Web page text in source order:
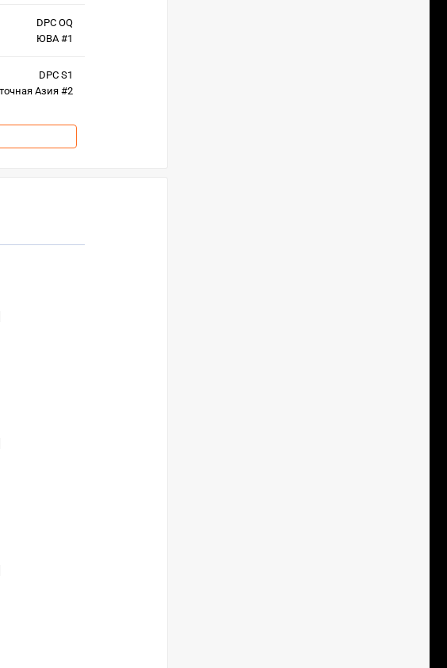
DPC OQ
ЮВА #1
DPC S1
Азия #2